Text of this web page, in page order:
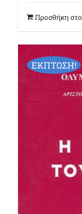
€37,00.
Προσθήκη
ΕΚΠΤΩΣΗ!